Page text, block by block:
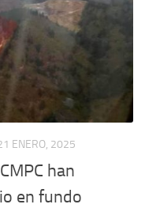
ENERO, 2025
han
en fundo